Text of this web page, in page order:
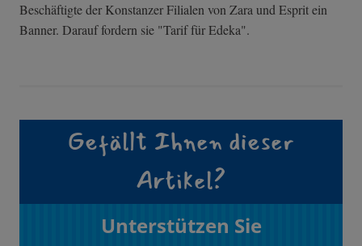
Beschäftigte der Konstanzer Filialen von Zara und Esprit ein
Banner. Darauf fordern sie "Tarif für Edeka".
Gefällt Ihnen dieser
Artikel?
Unterstützen Sie